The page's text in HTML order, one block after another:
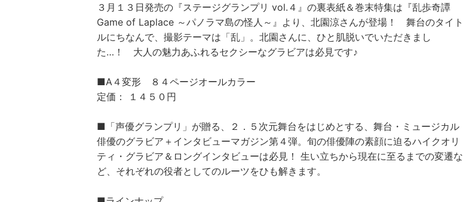
３月１３日発売の『ステージグランプリ vol.４』の裏表紙＆巻末特集は『乱歩奇譚
Game of Laplace ～パノラマ島の怪人～』より、北園涼さんが登場！ 舞台のタイト
ルにちなんで、撮影テーマは「乱」。北園さんに、ひと肌脱いでいただきまし
た…！ 大人の魅力あふれるセクシーなグラビアは必見です♪
■A４変形 ８４ページオールカラー
定価： １４５０円
■「声優グランプリ」が贈る、２．５次元舞台をはじめとする、舞台・ミュージカル
俳優のグラビア＋インタビューマガジン第４弾。旬の俳優陣の素顔に迫るハイクオリ
ティ・グラビア＆ロングインタビューは必見！ 生い立ちから現在に至るまでの変遷な
ど、それぞれの役者としてのルーツをひも解きます。